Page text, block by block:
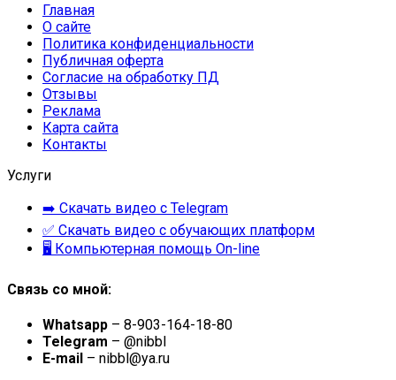
Главная
О сайте
Политика конфиденциальности
Публичная оферта
Согласие на обработку ПД
Отзывы
Реклама
Карта сайта
Контакты
Услуги
➡️ Скачать видео с Telegram
✅ Скачать видео с обучающих платформ
🖥 Компьютерная помощь On-line
Связь со мной:
Whatsapp – 8-903-164-18-80
Telegram – @nibbl
E-mail – nibbl@ya.ru